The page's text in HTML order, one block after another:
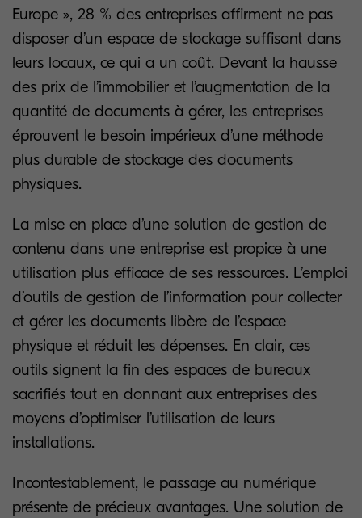
Europe », 28 % des entreprises affirment ne pas
disposer d’un espace de stockage suffisant dans
leurs locaux, ce qui a un coût. Devant la hausse
des prix de l’immobilier et l’augmentation de la
quantité de documents à gérer, les entreprises
éprouvent le besoin impérieux d’une méthode
plus durable de stockage des documents
physiques.
La mise en place d’une solution de gestion de
contenu dans une entreprise est propice à une
utilisation plus efficace de ses ressources. L’emploi
d’outils de gestion de l’information pour collecter
et gérer les documents libère de l’espace
physique et réduit les dépenses. En clair, ces
outils signent la fin des espaces de bureaux
sacrifiés tout en donnant aux entreprises des
moyens d’optimiser l’utilisation de leurs
installations.
Incontestablement, le passage au numérique
présente de précieux avantages. Une solution de